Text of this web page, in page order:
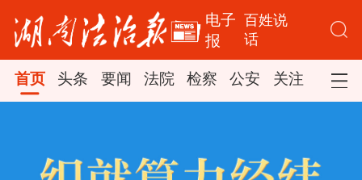
电子
报
百姓说
话
首页 头条 要闻 法院 检察 公安 关注 司法